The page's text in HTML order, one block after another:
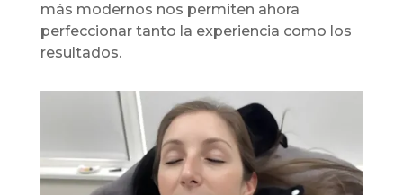
más modernos nos permiten ahora
perfeccionar tanto la experiencia como los
resultados.